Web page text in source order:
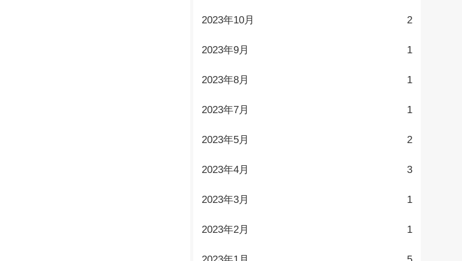
2023年10月 2
2023年9月 1
2023年8月 1
2023年7月 1
2023年5月 2
2023年4月 3
2023年3月 1
2023年2月 1